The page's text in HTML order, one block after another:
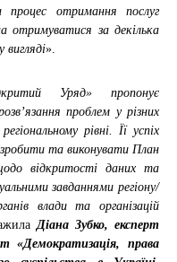
отримання послуг
отримуватися за декілька
вигляді».
Уряд» пропонує
проблем у різних
рівні. Її успіх
та виконувати План
відкритості даних та
завданнями регіону/
влади та організацій
Діана Зубко, експерт
«Демократизація, права